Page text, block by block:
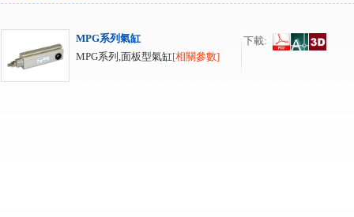
MPG系列氣缸
MPG系列,面板型氣缸[相關參數]
下載: